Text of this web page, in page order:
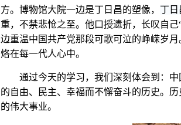
方。博物馆大院一边是丁日昌的塑像， 丁日
重，不禁悲怆之至。他口授遗折，长叹自
边重温中国共产党那段可歌可泣的峥嵘岁月
烙在每一代人心中。
通过今天的学习，我们深刻体会到：
的自由、民主、幸福而不懈奋斗的历史。
的伟大事业。